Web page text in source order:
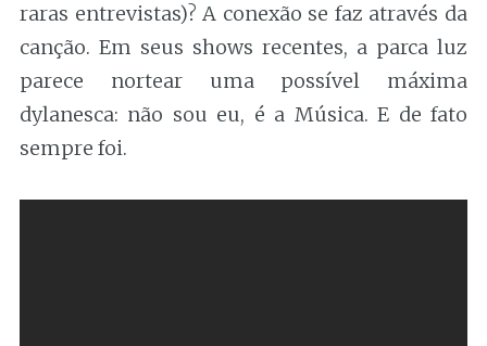
raras entrevistas)? A conexão se faz através da
canção. Em seus shows recentes, a parca luz
parece nortear uma possível máxima
dylanesca: não sou eu, é a Música. E de fato
sempre foi.